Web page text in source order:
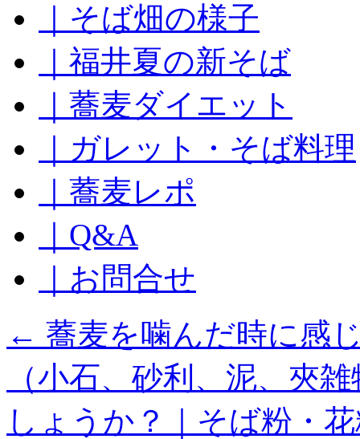
ス
プ
｜そば畑の様子
｜福井夏の新そば
｜蕎麦ダイエット
｜ガレット・そば料理
｜蕎麦レポ
｜Q&A
｜お問合せ
← 蕎麦を噛んだ時に感
（小石、砂利、泥、夾
しょうか？｜そば粉・